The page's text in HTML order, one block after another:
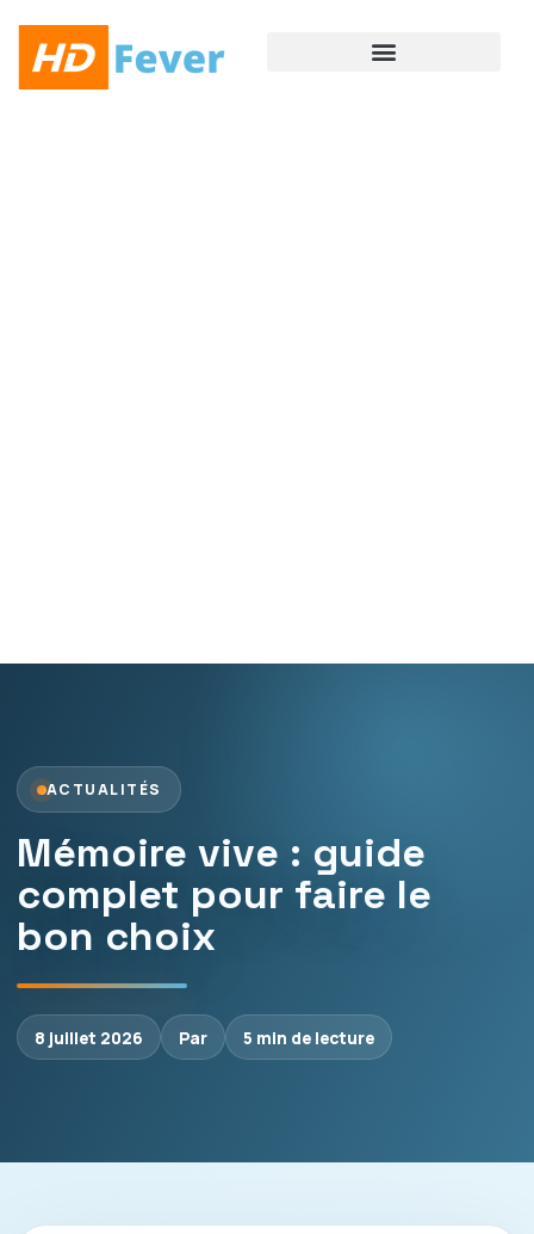
ACTUALITÉS
Mémoire vive : guide
complet pour faire le
bon choix
8 juillet 2026 Par 5 min de lecture